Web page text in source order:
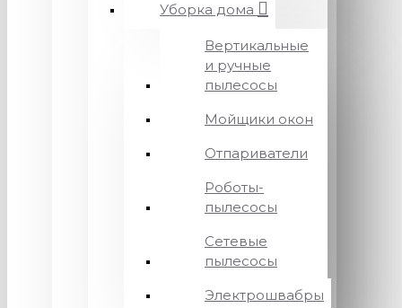
Уборка дома
Вертикальные
и ручные
пылесосы
Мойщики окон
Отпариватели
Роботы-
пылесосы
Сетевые
пылесосы
Электрошвабры